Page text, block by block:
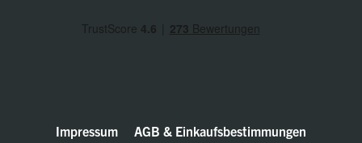
Impressum AGB & Einkaufsbestimmungen